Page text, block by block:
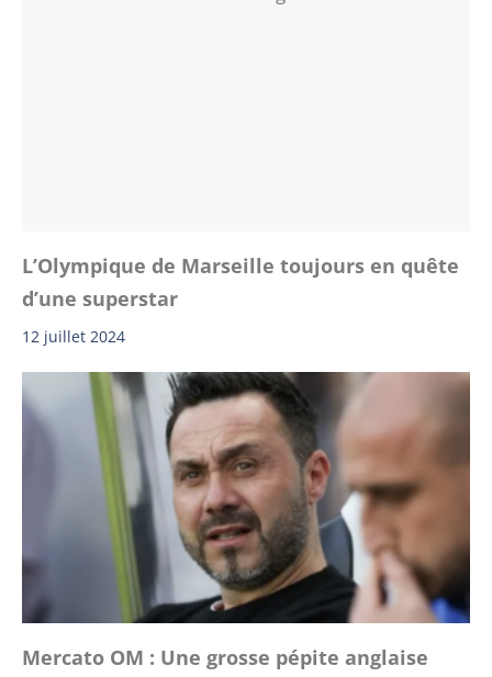
L’Olympique de Marseille toujours en quête
d’une superstar
12 juillet 2024
Mercato OM : Une grosse pépite anglaise